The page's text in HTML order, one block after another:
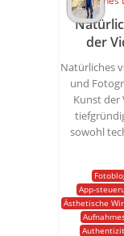
der
Natürliches
und
Kunst der
sowohl
App-
Ästhetische